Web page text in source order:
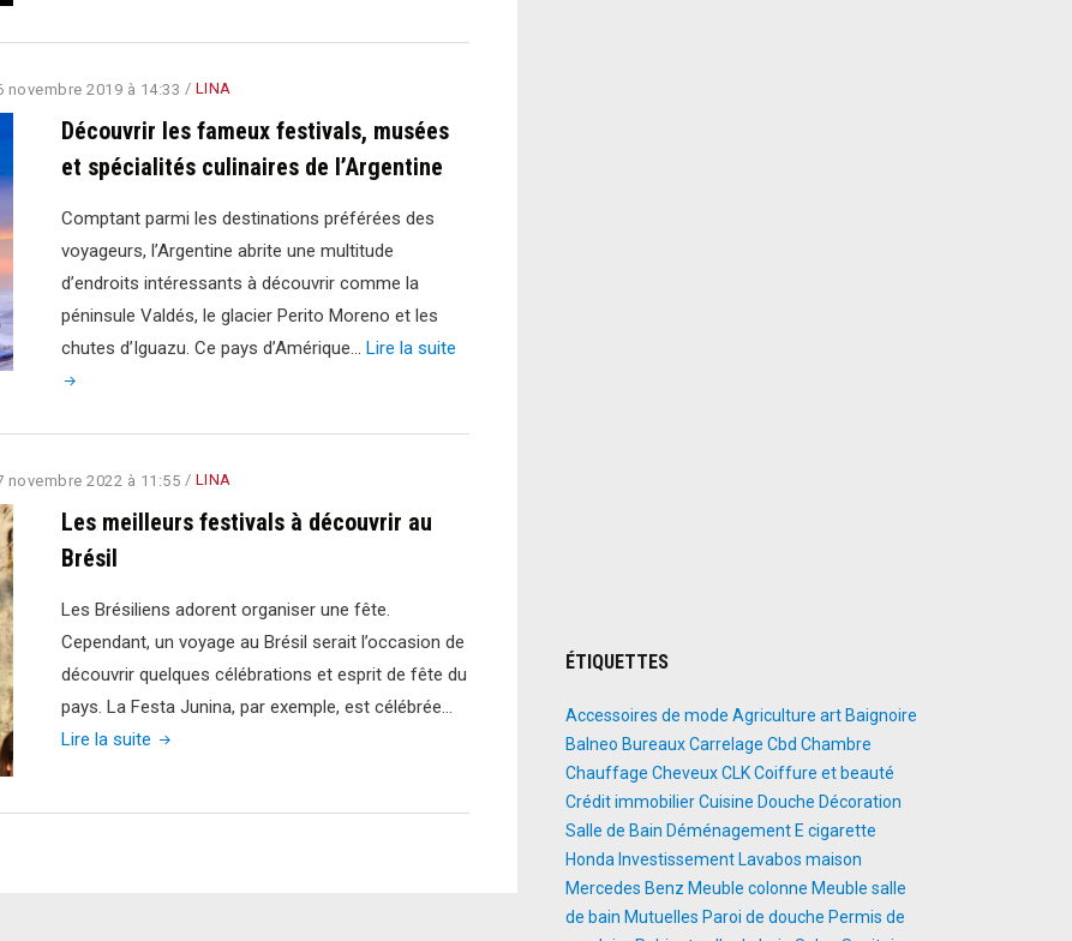
miel
:
les
meilleures
destinations
pour
un
noces
novembre 2019 à 14:33 / LINA
Découvrir les fameux festivals, musées
et spécialités culinaires de l’Argentine
Comptant parmi les destinations préférées des
voyageurs, l’Argentine abrite une multitude
d’endroits intéressants à découvrir comme la
péninsule Valdés, le glacier Perito Moreno et les
chutes d’Iguazu. Ce pays d’Amérique… Lire la suite
l’Argentine"
novembre 2022 à 11:55 / LINA
Les meilleurs festivals à découvrir au
Brésil
Les Brésiliens adorent organiser une fête.
Cependant, un voyage au Brésil serait l’occasion de
découvrir quelques célébrations et esprit de fête du
pays. La Festa Junina, par exemple, est célébrée…
Lire la suite "Les
ÉTIQUETTES
Accessoires de mode Agriculture art Baignoire
Balneo BureauxCarrelage Cbd Chambre
Chauffage CheveuxCLKCoiffure et beauté
Crédit immobilierCuisine Douche Décoration
Salle de Bain Déménagement E cigarette
Honda Investissement Lavabos maison
Mercedes Benz Meuble colonne Meuble salle
de bain Mutuelles Paroi de douche Permis de